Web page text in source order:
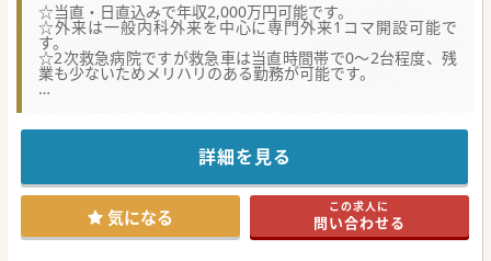
☆当直・日直込みで年収2,000万円可能です。
☆外来は一般内科外来を中心に専門外来1コマ開設可能で
す。
☆2次救急病院ですが救急車は当直時間帯で0～2台程度、残
業も少ないためメリハリのある勤務が可能です。
代のため、将来の世代交代を見据えての募集となります。
■40代の循環器内科ご専門の副院長先生をはじめ、消化器内
科、呼吸器内科、糖尿病内科の専門医が在籍しております。
■給与水準は福井県外の先生にも検討いただけるよう高めに
設定し、当直料は別途支給のため、高額給与も相談可能で
【業務内容】
詳細を見る
気になる この求人に
問い合わせる